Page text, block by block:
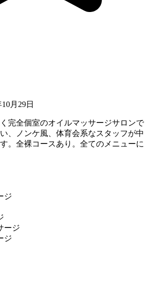
月29日
完全個室のオイルマッサージサロンで
、ノンケ風、体育会系なスタッフが中
。全裸コースあり。全てのメニューに
ジ
ージ
ジ